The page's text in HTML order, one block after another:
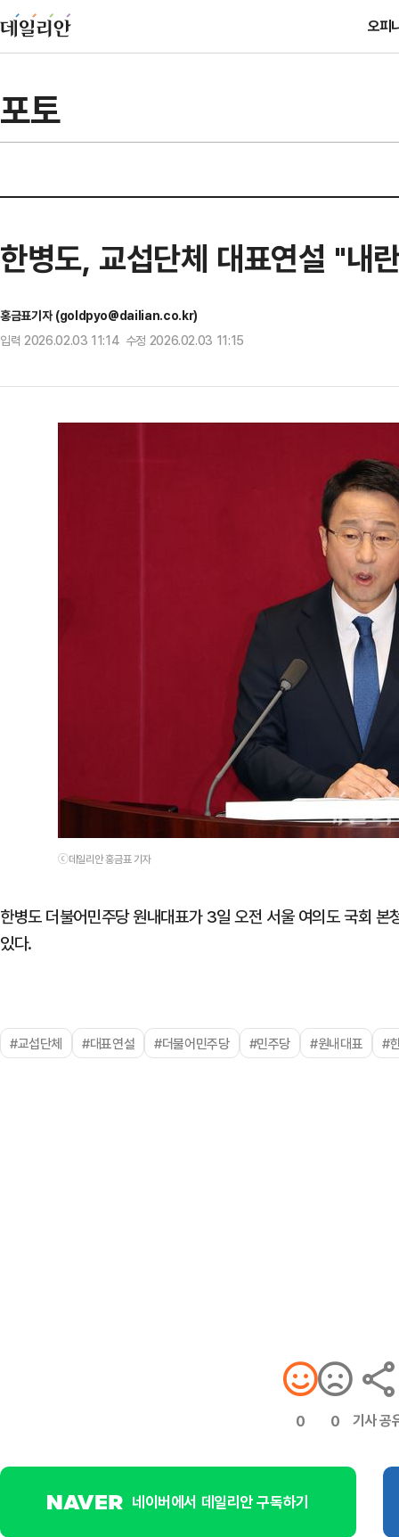
오피
포토
한병도, 교섭단체 대표연설 "내
홍금표기자 (goldpyo@dailian.co.kr)
입력 2026.02.03 11:14 수정 2026.02.03 11:15
ⓒ데일리안 홍금표 기자
한병도 더불어민주당 원내대표가 3일 오전 서울 여의도 국회
있다.
#교섭단체 #대표연설 #더불어민주당 #민주당 #원내대표 #
0 0 기사 공
네이버에서 데일리안 구독하기